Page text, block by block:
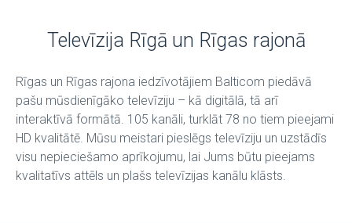
Televīzija Rīgā un Rīgas rajonā
Rīgas un Rīgas rajona iedzīvotājiem Balticom piedāvā
pašu mūsdienīgāko televīziju – kā digitālā, tā arī
interaktīvā formātā. 105 kanāli, turklāt 78 no tiem pieejami
HD kvalitātē. Mūsu meistari pieslēgs televīziju un uzstādīs
visu nepieciešamo aprīkojumu, lai Jums būtu pieejams
kvalitatīvs attēls un plašs televīzijas kanālu klāsts.